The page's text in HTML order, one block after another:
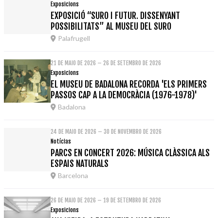
Exposicions
EXPOSICIÓ “SURO I FUTUR. DISSENYANT
POSSIBILITATS” AL MUSEU DEL SURO
Palafrugell
21 DE MAIO DE 2026 – 26 DE SETEMBRO DE 2026
Exposicions
EL MUSEU DE BADALONA RECORDA 'ELS PRIMERS
PASSOS CAP A LA DEMOCRÀCIA (1976-1978)'
Badalona
24 DE MAIO DE 2026 – 30 DE NOVEMBRO DE 2026
Notícias
PARCS EN CONCERT 2026: MÚSICA CLÀSSICA ALS
ESPAIS NATURALS
Barcelona
26 DE MAIO DE 2026 – 19 DE SETEMBRO DE 2026
Exposicions